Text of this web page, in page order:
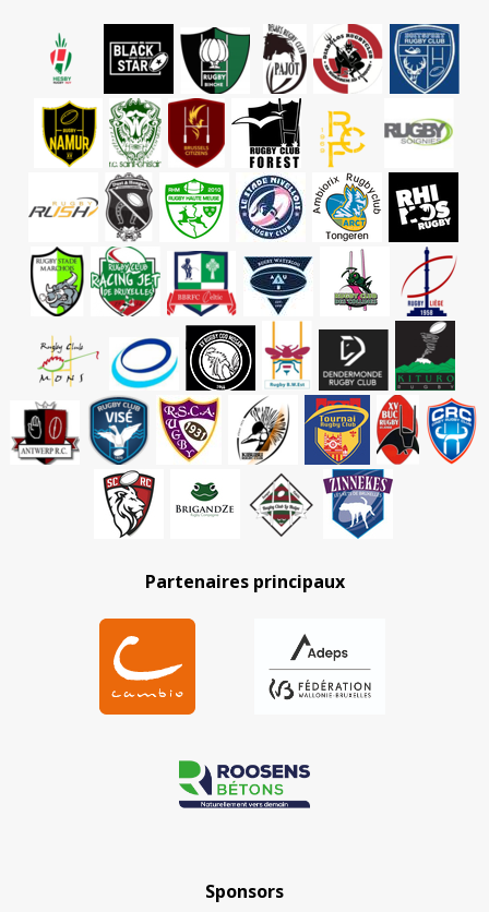
Partenaires principaux
Sponsors